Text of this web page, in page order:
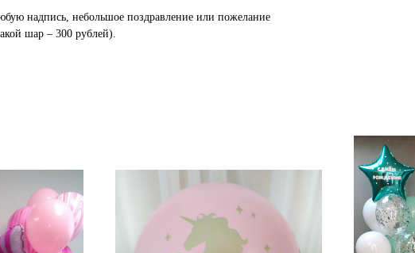
надпись, небольшое поздравление или пожелание
шар – 300 рублей).